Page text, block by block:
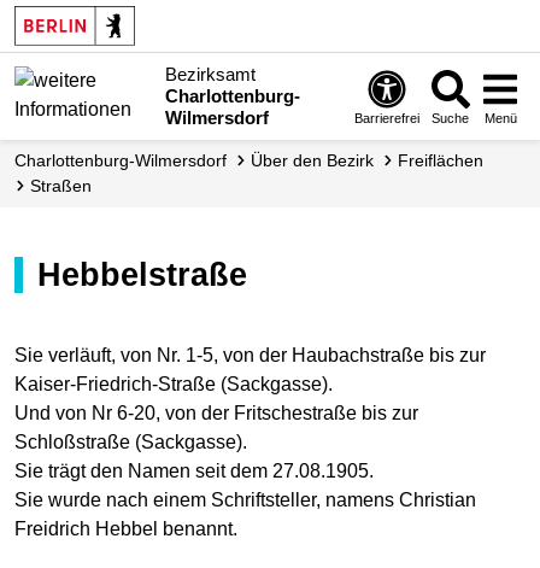
Bezirksamt
Charlottenburg-
Wilmersdorf
Barrierefrei Suche Menü
Charlottenburg-Wilmersdorf Über den Bezirk
Freiflächen
Straßen
Hebbelstraße
Sie verläuft, von Nr. 1-5, von der Haubachstraße bis zur
Kaiser-Friedrich-Straße (Sackgasse).
Und von Nr 6-20, von der Fritschestraße bis zur
Schloßstraße (Sackgasse).
Sie trägt den Namen seit dem 27.08.1905.
Sie wurde nach einem Schriftsteller, namens Christian
Freidrich Hebbel benannt.